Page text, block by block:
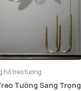
hồ treo tường
Tường Sang Trọng